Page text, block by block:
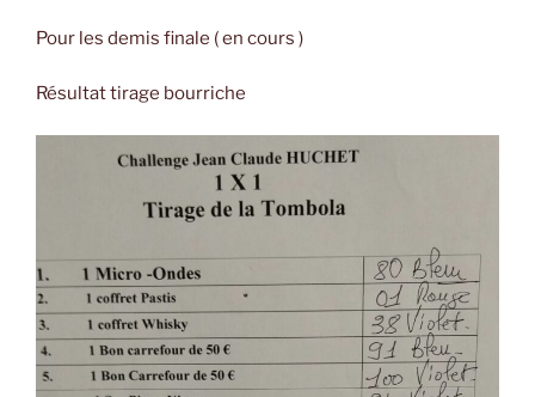
Pour les demis finale ( en cours )
Résultat tirage bourriche